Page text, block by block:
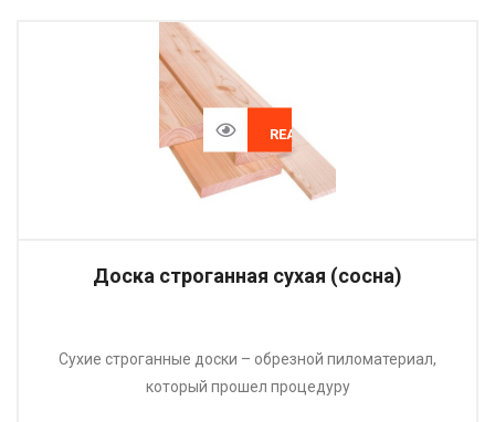
READ MORE
Доска строганная сухая (сосна)
Сухие строганные доски – обрезной пиломатериал,
который прошел процедуру